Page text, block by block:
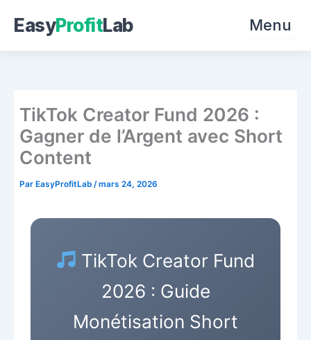
EasyProfitLab Menu
TikTok Creator Fund 2026 :
Gagner de l’Argent avec Short
Content
Par EasyProfitLab /mars 24, 2026
TikTok Creator Fund
2026 : Guide
Monétisation Short